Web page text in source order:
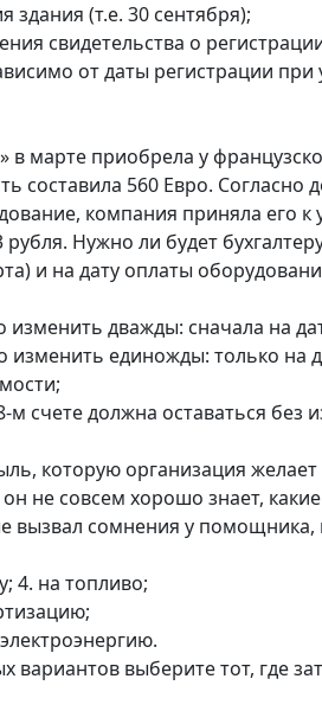
здания (т.е. 30 сентября);
свидетельства о
от даты регистрации
в марте приобрела у
составила 560 Евро.
компания приняла его к
Нужно ли будет
и на дату оплаты
изменить дважды: сначала на
изменить единожды: только
м счете должна оставаться без
которую организация
он не совсем хорошо знает,
вызвал сомнения у помощника,
4. на топливо;
вариантов выберите тот, где